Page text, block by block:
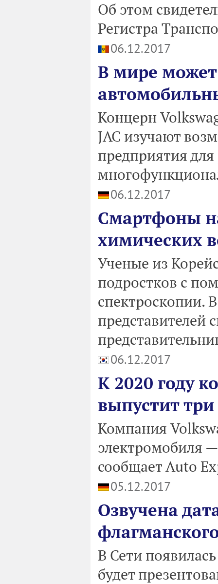
Об этом
Регистра
06.12.2017
В мире
Концерн
JAC изучают
предприятия для
06.12.2017
Смартфоны
химических
Ученые из
подростков с
спектроскопии.
представителей
06.12.2017
К 2020 году
выпустит
Компания
электромобиля —
сообщает Auto
05.12.2017
Озвучена
В Сети
будет